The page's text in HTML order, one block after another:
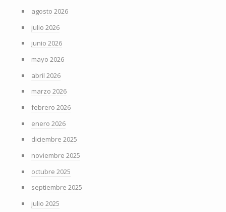
agosto 2026
julio 2026
junio 2026
mayo 2026
abril 2026
marzo 2026
febrero 2026
enero 2026
diciembre 2025
noviembre 2025
octubre 2025
septiembre 2025
julio 2025